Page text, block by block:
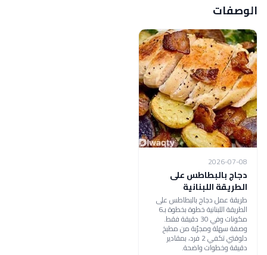
الوصفات
2026-07-08
دجاج بالبطاطس على
الطريقة اللبنانية
طريقة عمل دجاج بالبطاطس على
الطريقة اللبنانية خطوة بخطوة بـ6
مكونات وفي 30 دقيقة فقط.
وصفة سهلة ومجرّبة من مطبخ
دلوقتي تكفي 2 فرد، بمقادير
دقيقة وخطوات واضحة.